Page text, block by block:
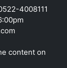
4008111
content on